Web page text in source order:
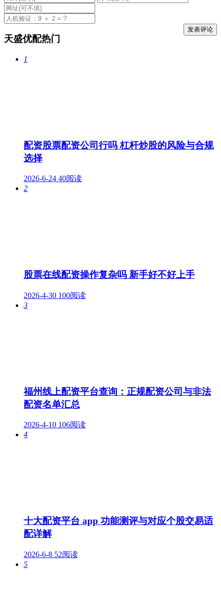
天盛优配热门
1
配资股票配资公司行吗 杠杆炒股的风险与合规
选择
2026-6-24 40阅读
2
股票在线配资操作复杂吗 新手好不好上手
2026-4-30 100阅读
3
福州线上配资平台查询：正规配资公司与非法
配资名单汇总
2026-4-10 106阅读
4
十大配资平台 app 功能测评与对应个股交易适
配详解
2026-6-8 52阅读
5